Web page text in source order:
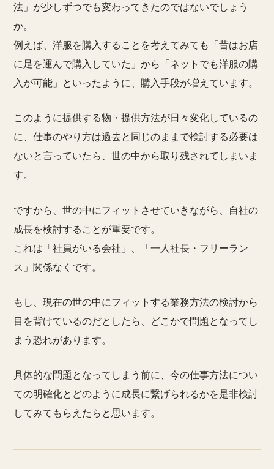
法」が少しずつでも変わってきたのではないでしょう
か。
例えば、洋服を購入することを考えてみても「昔はお店
に足を運んで購入していた」から「ネットでも洋服の購
入が可能」といったように、購入手段が増えています。
このように提供する物・提供方法が日々変化しているの
に、 仕事のやり方は過去と同じのままで検討する必要は
ないと言っていたら、世の中から取り残されてしまいま
す。
ですから、世の中にフィットさせていきながら、自社の
成長を検討することが重要です。
これは「社員がいる会社」、「一人社長・フリーラン
ス」関係なくです。
もし、現在の世の中にフィットする業務方法の検討から
目を背けているのだとしたら、どこかで問題となってし
まう恐れがあります。
具体的な問題となってしまう前に、今の仕事方法につい
ての明確化とどのように成長に繋げられるかを是非検討
してみてもらえたらと思います。